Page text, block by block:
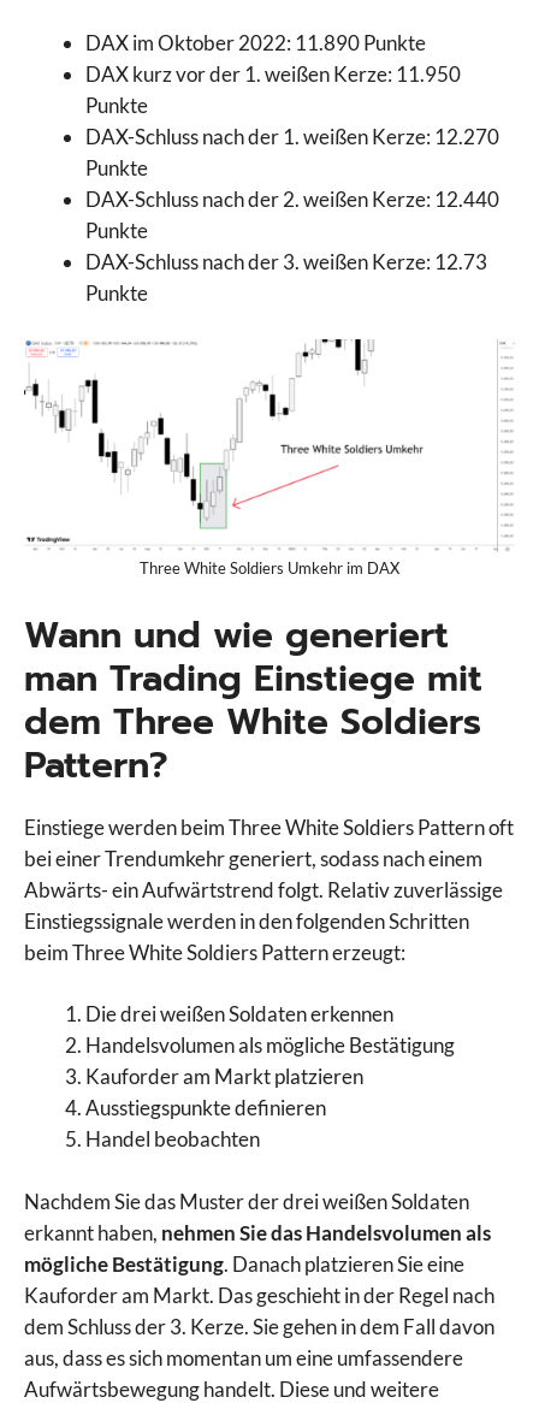
DAX im Oktober 2022: 11.890 Punkte
DAX kurz vor der 1. weißen Kerze: 11.950
Punkte
DAX-Schluss nach der 1. weißen Kerze: 12.270
Punkte
DAX-Schluss nach der 2. weißen Kerze: 12.440
Punkte
DAX-Schluss nach der 3. weißen Kerze: 12.73
Punkte
Three White Soldiers Umkehr im DAX
Wann und wie generiert
man Trading Einstiege mit
dem Three White Soldiers
Pattern?
Einstiege werden beim Three White Soldiers Pattern oft
bei einer Trendumkehr generiert, sodass nach einem
Abwärts- ein Aufwärtstrend folgt. Relativ zuverlässige
Einstiegssignale werden in den folgenden Schritten
beim Three White Soldiers Pattern erzeugt:
Die drei weißen Soldaten erkennen
Handelsvolumen als mögliche Bestätigung
Kauforder am Markt platzieren
Ausstiegspunkte definieren
Handel beobachten
Nachdem Sie das Muster der drei weißen Soldaten
erkannt haben, nehmen Sie das Handelsvolumen als
mögliche Bestätigung. Danach platzieren Sie eine
Kauforder am Markt. Das geschieht in der Regel nach
dem Schluss der 3. Kerze. Sie gehen in dem Fall davon
aus, dass es sich momentan um eine umfassendere
Aufwärtsbewegung handelt. Diese und weitere